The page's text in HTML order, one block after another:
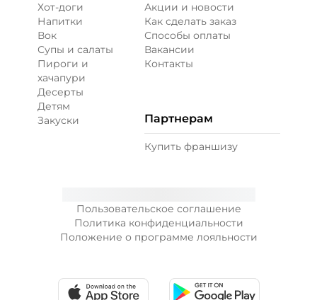
Пользовательское соглашение
Политика конфиденциальности
Положение о программе лояльности
Хот-доги
Напитки
Вок
Супы и салаты
Пироги и
хачапури
Десерты
Детям
Закуски
Акции и новости
Как сделать заказ
Способы оплаты
Вакансии
Контакты
Партнерам
Купить франшизу